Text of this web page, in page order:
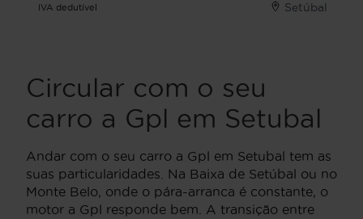
IVA dedutível Setúbal
Circular com o seu
carro a Gpl em Setubal
Andar com o seu carro a Gpl em Setubal tem as
suas particularidades. Na Baixa de Setúbal ou no
Monte Belo, onde o pára-arranca é constante, o
motor a Gpl responde bem. A transição entre